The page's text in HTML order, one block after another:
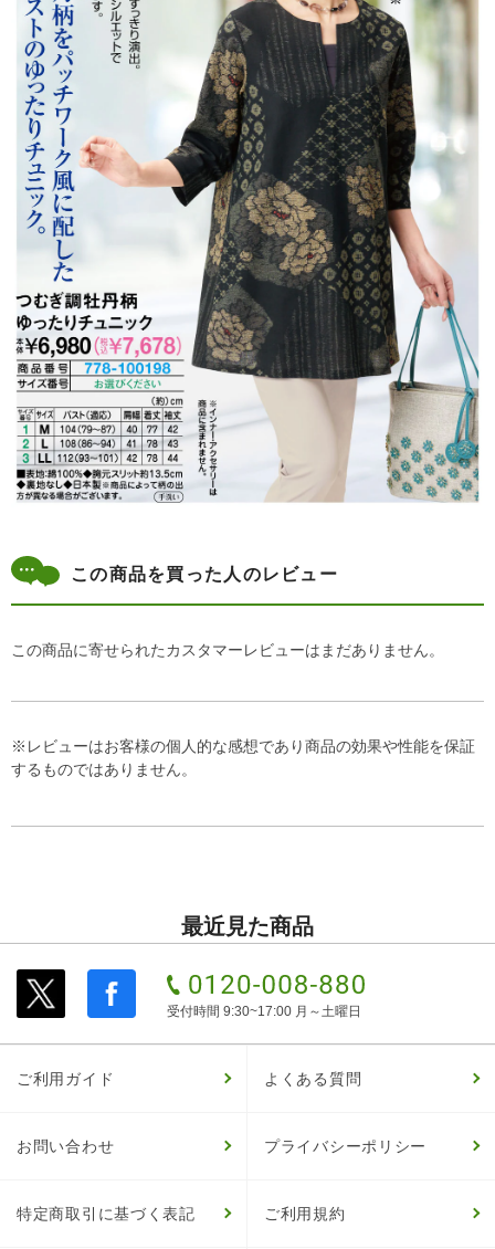
この商品を買った人のレビュー
この商品に寄せられたカスタマーレビューはまだありません。
※レビューはお客様の個人的な感想であり商品の効果や性能を保証
するものではありません。
最近見た商品
受付時間 9:30~17:00 月～土曜日
ご利用ガイド よくある質問
お問い合わせ プライバシーポリシー
特定商取引に基づく表記 ご利用規約